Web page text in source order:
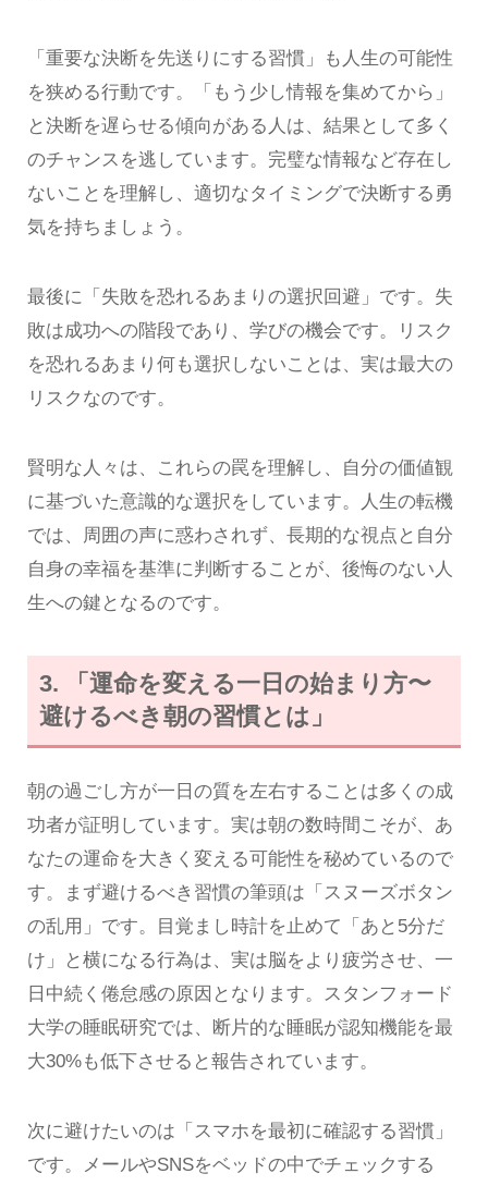
「重要な決断を先送りにする習慣」も人生の可能性
を狭める行動です。「もう少し情報を集めてから」
と決断を遅らせる傾向がある人は、結果として多く
のチャンスを逃しています。完璧な情報など存在し
ないことを理解し、適切なタイミングで決断する勇
気を持ちましょう。
最後に「失敗を恐れるあまりの選択回避」です。失
敗は成功への階段であり、学びの機会です。リスク
を恐れるあまり何も選択しないことは、実は最大の
リスクなのです。
賢明な人々は、これらの罠を理解し、自分の価値観
に基づいた意識的な選択をしています。人生の転機
では、周囲の声に惑わされず、長期的な視点と自分
自身の幸福を基準に判断することが、後悔のない人
生への鍵となるのです。
3. 「運命を変える一日の始まり方〜
避けるべき朝の習慣とは」
朝の過ごし方が一日の質を左右することは多くの成
功者が証明しています。実は朝の数時間こそが、あ
なたの運命を大きく変える可能性を秘めているので
す。まず避けるべき習慣の筆頭は「スヌーズボタン
の乱用」です。目覚まし時計を止めて「あと5分だ
け」と横になる行為は、実は脳をより疲労させ、一
日中続く倦怠感の原因となります。スタンフォード
大学の睡眠研究では、断片的な睡眠が認知機能を最
大30%も低下させると報告されています。
次に避けたいのは「スマホを最初に確認する習慣」
です。メールやSNSをベッドの中でチェックする